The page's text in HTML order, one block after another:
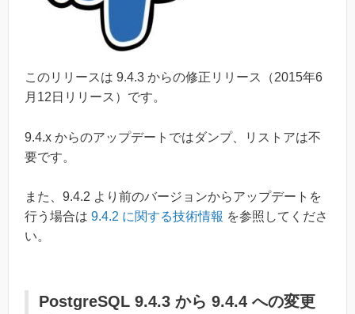
このリリースは 9.4.3 からの修正リリース（2015年6
月12日リリース）です。
9.4.x からのアップデートではダンプ、リストアは不
要です。
また、9.4.2 より前のバージョンからアップデートを
行う場合は 9.4.2 に関する技術情報 を参照してくださ
い。
PostgreSQL 9.4.3 から 9.4.4 への変更